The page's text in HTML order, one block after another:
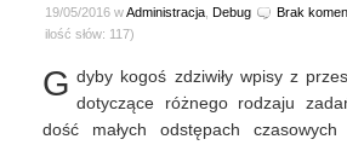
19/05/2016 wAdministracja Debug Brak
ilość słów: 117)
G dyby kogoś zdziwiły wpisy z
dotyczące różnego rodzaju
dość małych odstępach